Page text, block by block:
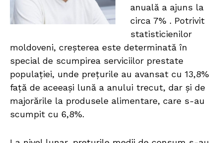
anuală a ajuns la
circa 7% . Potrivit
statisticienilor
moldoveni, creșterea este determinată în
special de scumpirea serviciilor prestate
populației, unde prețurile au avansat cu 13,8%
față de aceeași lună a anului trecut, dar și de
majorările la produsele alimentare, care s-au
scumpit cu 6,8%.